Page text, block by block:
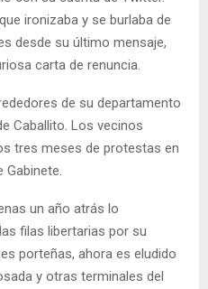
ironizaba y se burlaba de
desde su último mensaje,
carta de renuncia.
de su departamento
Caballito. Los vecinos
tres meses de protestas en
Gabinete.
un año atrás lo
filas libertarias por su
porteñas, ahora es eludido
y otras terminales del